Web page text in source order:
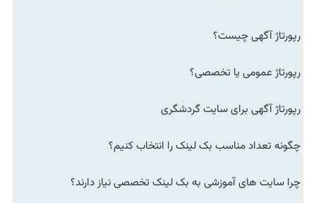
رپورتاژ آگهی چیست؟
رپورتاژ عمومی یا تخصصی؟
رپورتاژ آگهی برای سایت گردشگری
چگونه تعداد مناسب بک لینک را انتخاب کنیم؟
چرا سایت های آموزشی به بک لینک تخصصی نیاز دارند؟